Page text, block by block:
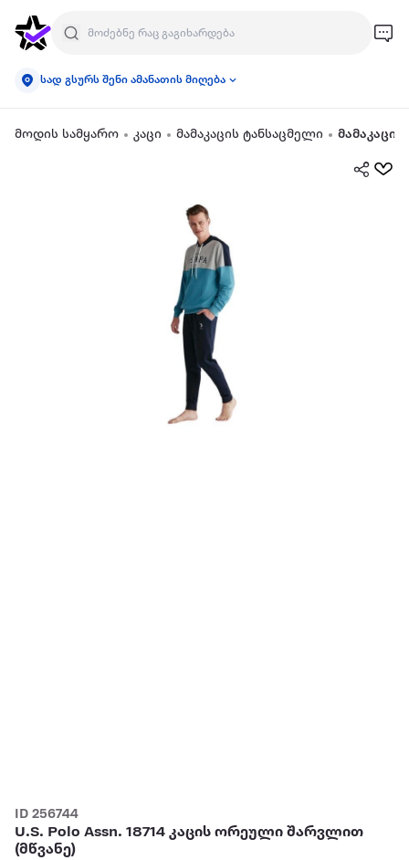
სად გსურს შენი ამანათის მიღება
მოდის სამყარო კაცი მამაკაცის ტანსაცმელი
ID 256744
U.S. Polo Assn. 18714 კაცის ორეული შარვლით
(მწვანე)